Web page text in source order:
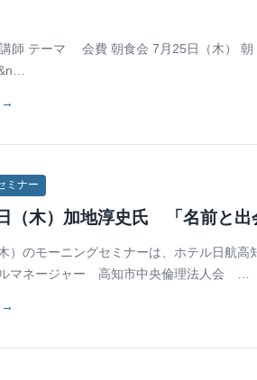
師 テーマ 会費 朝食会 7月25日（木） 朝
→
ミナー
（木）加地淳史氏 「名前と出
）のモーニングセミナーは、ホテル日航
マネージャー 高知市中央倫理法人会 …
→